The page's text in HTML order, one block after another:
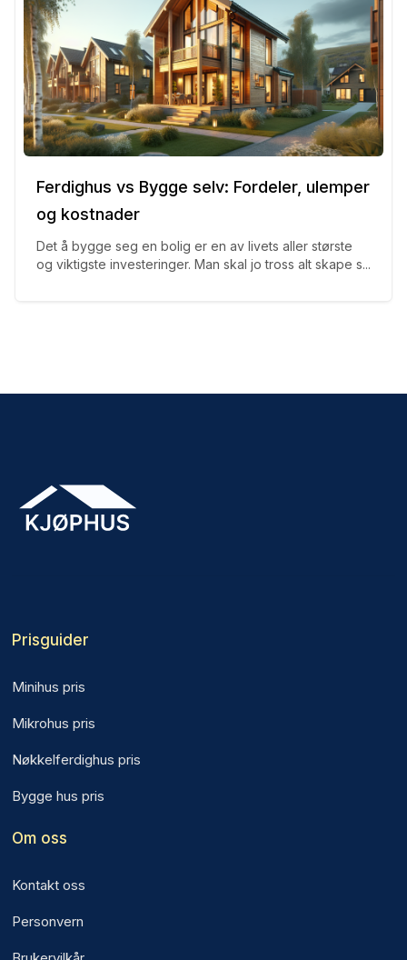
Ferdighus vs Bygge selv: Fordeler, ulemper
og kostnader
Det å bygge seg en bolig er en av livets aller største
og viktigste investeringer. Man skal jo tross alt skape s...
Prisguider
Minihus pris
Mikrohus pris
Nøkkelferdighus pris
Bygge hus pris
Om oss
Kontakt oss
Personvern